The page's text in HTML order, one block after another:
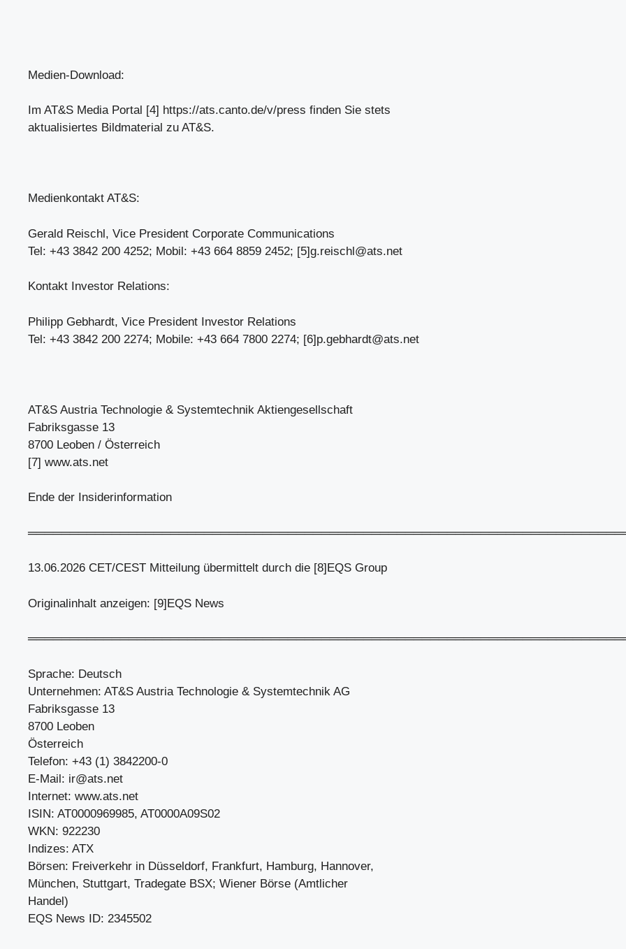
Medien-Download:
Im AT&S Media Portal [4] https://ats.canto.de/v/press finden Sie stets
aktualisiertes Bildmaterial zu AT&S.
Medienkontakt AT&S:
Gerald Reischl, Vice President Corporate Communications
Tel: +43 3842 200 4252; Mobil: +43 664 8859 2452; [5]g.reischl@ats.net
Kontakt Investor Relations:
Philipp Gebhardt, Vice President Investor Relations
Tel: +43 3842 200 2274; Mobile: +43 664 7800 2274; [6]p.gebhardt@ats.net
AT&S Austria Technologie & Systemtechnik Aktiengesellschaft
Fabriksgasse 13
8700 Leoben / Österreich
[7] www.ats.net
Ende der Insiderinformation
13.06.2026 CET/CEST Mitteilung übermittelt durch die [8]EQS Group
Originalinhalt anzeigen: [9]EQS News
Sprache: Deutsch
Unternehmen: AT&S Austria Technologie & Systemtechnik AG
Fabriksgasse 13
8700 Leoben
Österreich
Telefon: +43 (1) 3842200-0
E-Mail: ir@ats.net
Internet: www.ats.net
ISIN: AT0000969985, AT0000A09S02
WKN: 922230
Indizes: ATX
Börsen: Freiverkehr in Düsseldorf, Frankfurt, Hamburg, Hannover,
München, Stuttgart, Tradegate BSX; Wiener Börse (Amtlicher
Handel)
EQS News ID: 2345502